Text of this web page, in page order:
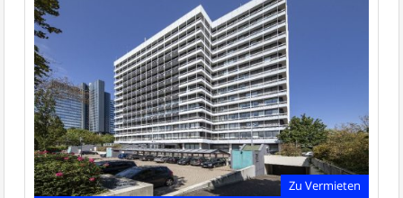
Zu Vermieten